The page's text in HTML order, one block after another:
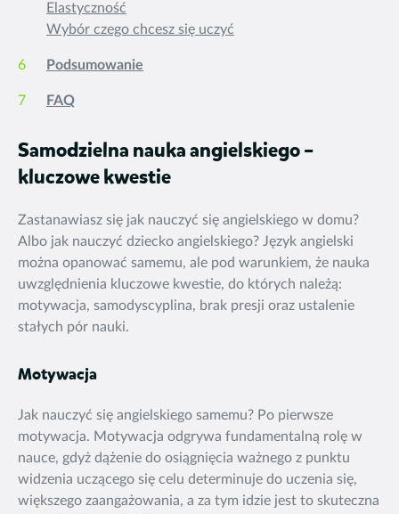
Elastyczność
Wybór czego chcesz się uczyć
Podsumowanie
FAQ
Samodzielna nauka angielskiego –
kluczowe kwestie
Zastanawiasz się jak nauczyć się angielskiego w domu?
Albo jak nauczyć dziecko angielskiego? Język angielski
można opanować samemu, ale pod warunkiem, że nauka
uwzględnienia kluczowe kwestie, do których należą:
motywacja, samodyscyplina, brak presji oraz ustalenie
stałych pór nauki.
Motywacja
Jak nauczyć się angielskiego samemu? Po pierwsze
motywacja. Motywacja odgrywa fundamentalną rolę w
nauce, gdyż dążenie do osiągnięcia ważnego z punktu
widzenia uczącego się celu determinuje do uczenia się,
większego zaangażowania, a za tym idzie jest to skuteczna